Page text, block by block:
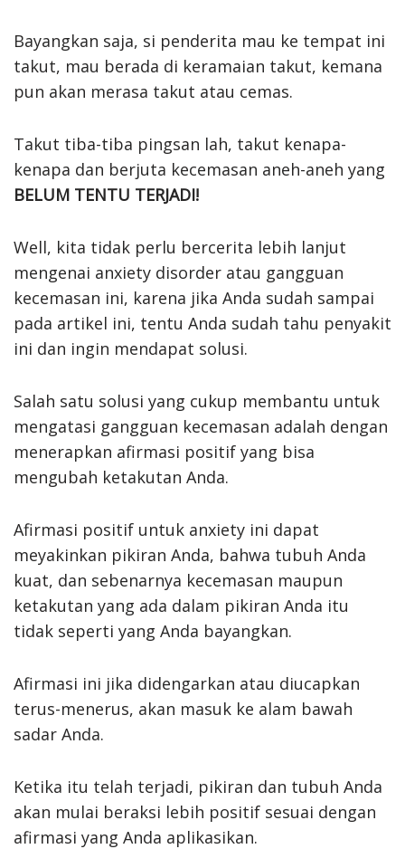
Bayangkan saja, si penderita mau ke tempat ini
takut, mau berada di keramaian takut, kemana
pun akan merasa takut atau cemas.
Takut tiba-tiba pingsan lah, takut kenapa-
kenapa dan berjuta kecemasan aneh-aneh yang
BELUM TENTU TERJADI!
Well, kita tidak perlu bercerita lebih lanjut
mengenai anxiety disorder atau gangguan
kecemasan ini, karena jika Anda sudah sampai
pada artikel ini, tentu Anda sudah tahu penyakit
ini dan ingin mendapat solusi.
Salah satu solusi yang cukup membantu untuk
mengatasi gangguan kecemasan adalah dengan
menerapkan afirmasi positif yang bisa
mengubah ketakutan Anda.
Afirmasi positif untuk anxiety ini dapat
meyakinkan pikiran Anda, bahwa tubuh Anda
kuat, dan sebenarnya kecemasan maupun
ketakutan yang ada dalam pikiran Anda itu
tidak seperti yang Anda bayangkan.
Afirmasi ini jika didengarkan atau diucapkan
terus-menerus, akan masuk ke alam bawah
sadar Anda.
Ketika itu telah terjadi, pikiran dan tubuh Anda
akan mulai beraksi lebih positif sesuai dengan
afirmasi yang Anda aplikasikan.